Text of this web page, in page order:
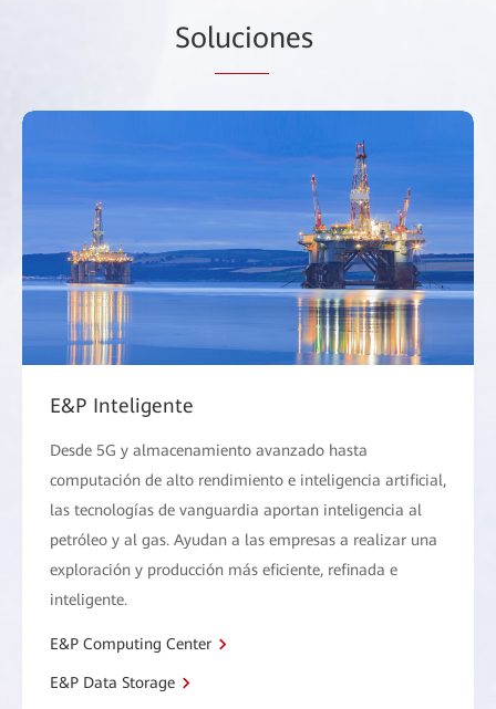
Soluciones
E&P Inteligente
Desde 5G y almacenamiento avanzado hasta
computación de alto rendimiento e inteligencia artificial,
las tecnologías de vanguardia aportan inteligencia al
petróleo y al gas. Ayudan a las empresas a realizar una
exploración y producción más eficiente, refinada e
inteligente.
E&P Computing Center
E&P Data Storage